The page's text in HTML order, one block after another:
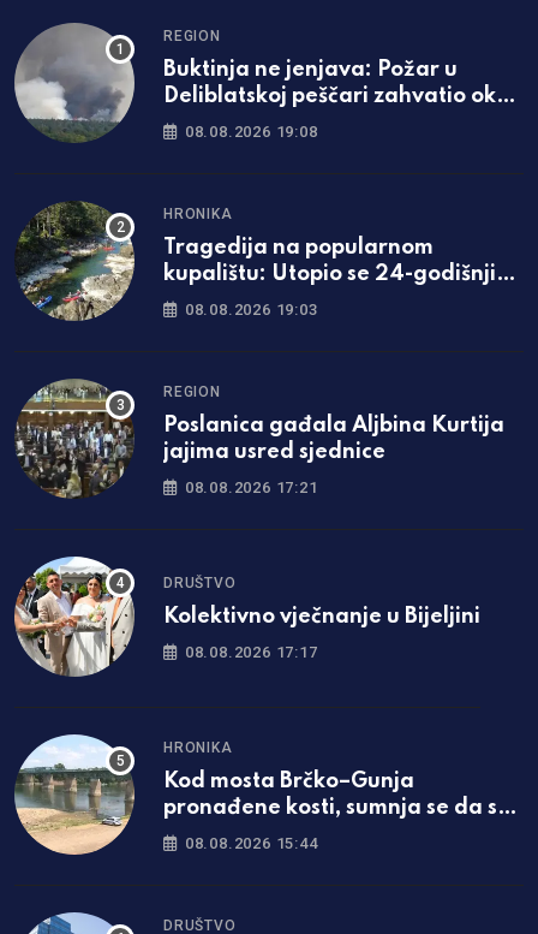
REGION
Buktinja ne jenjava: Požar u
Deliblatskoj peščari zahvatio oko
1.500 hektara šume i niskog
08.08.2026 19:08
HRONIKA
Tragedija na popularnom
kupalištu: Utopio se 24-godišnji
mladić iz Zavidovića
08.08.2026 19:03
REGION
Poslanica gađala Aljbina Kurtija
jajima usred sjednice
08.08.2026 17:21
DRUŠTVO
Kolektivno vječnanje u Bijeljini
08.08.2026 17:17
HRONIKA
Kod mosta Brčko–Gunja
pronađene kosti, sumnja se da su
ljudske
08.08.2026 15:44
DRUŠTVO